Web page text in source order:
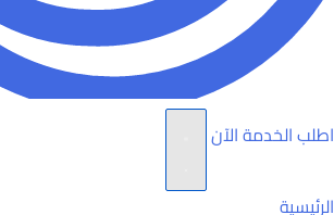
اطلب الخدمة الآن
الرئيسية